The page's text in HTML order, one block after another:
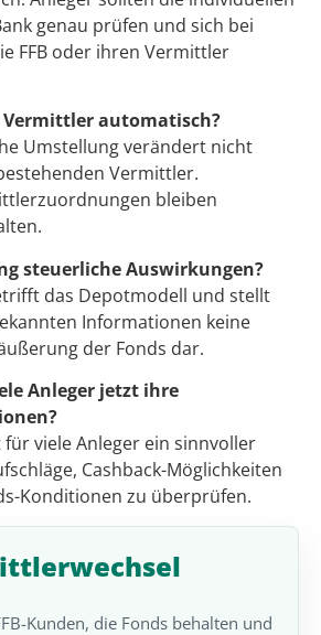
genau prüfen und sich bei
FFB oder ihren Vermittler
automatisch?
Umstellung verändert nicht
Vermittler.
bleiben
steuerliche Auswirkungen?
das Depotmodell und stellt
Informationen keine
der Fonds dar.
Anleger jetzt ihre
viele Anleger ein sinnvoller
Cashback-Möglichkeiten
Konditionen zu überprüfen.
Kunden, die Fonds behalten und